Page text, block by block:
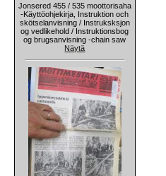
Jonsered 455 / 535 moottorisaha
-Käyttöohjekirja, Instruktion och
skötselanvisning / Instruksksjon
og vedlikehold / Instruktionsbog
og brugsanvisning -chain saw
Näytä